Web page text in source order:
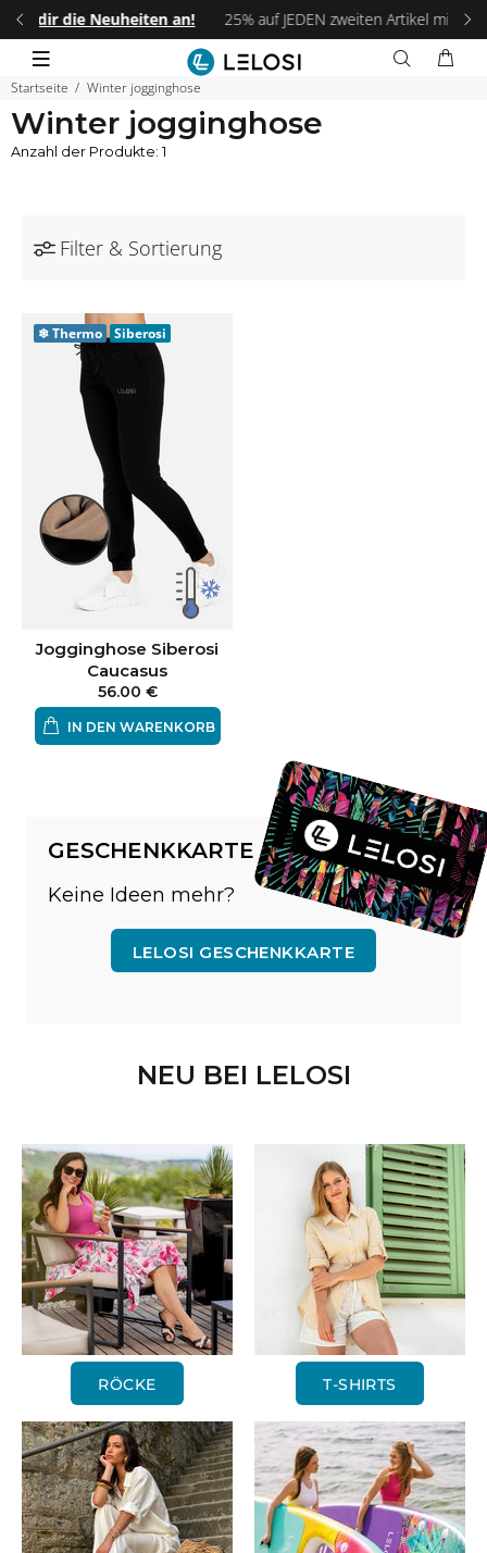
25% auf JEDEN zweiten Artikel mit dem Code:LELOSI25.
Startseite Winter jogginghose
Winter jogginghose
Anzahl der Produkte: 1
Filter & Sortierung
❄Thermo Siberosi
Jogginghose Siberosi
Caucasus
56.00 €
IN DEN WARENKORB
GESCHENKKARTE
Keine Ideen mehr?
LELOSI GESCHENKKARTE
NEU BEI LELOSI
RÖCKE T-SHIRTS